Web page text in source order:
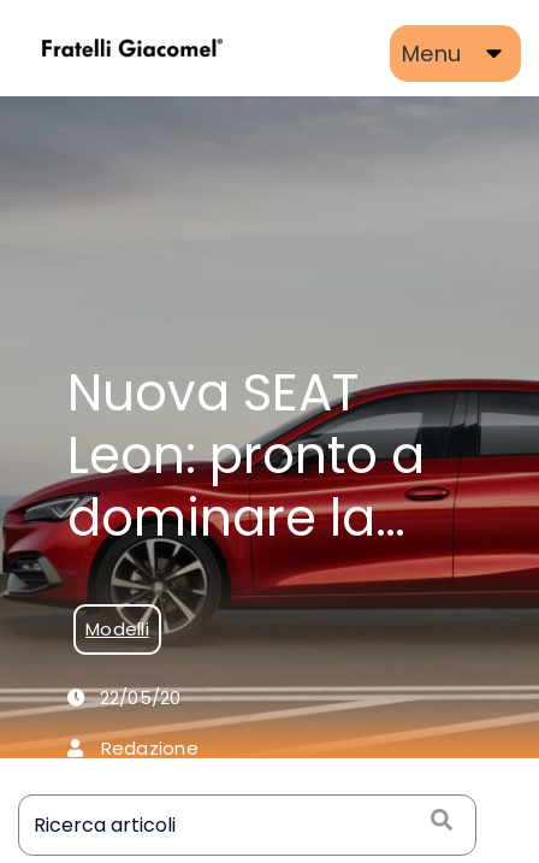
Menu
Nuova SEAT
Leon: pronto a
dominare la
scena?
Modelli
22/05/20
Redazione